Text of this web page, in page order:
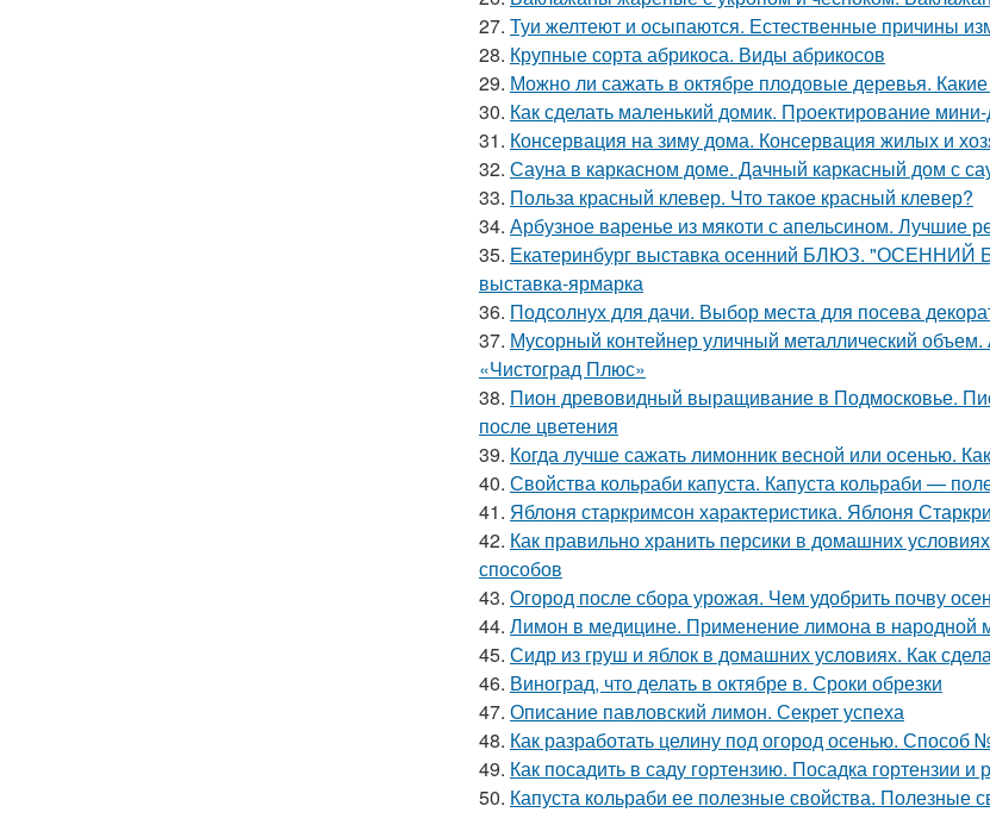
27. Туи желтеют и осыпаются. Естественные причины
28. Крупные сорта абрикоса. Виды абрикосов
29. Можно ли сажать в октябре плодовые деревья.
30. Как сделать маленький домик. Проектирование
31. Консервация на зиму дома. Консервация жилых и
32. Сауна в каркасном доме. Дачный каркасный дом с
33. Польза красный клевер. Что такое красный клевер?
34. Арбузное варенье из мякоти с апельсином. Лучшие
35. Екатеринбург выставка осенний БЛЮЗ. "ОСЕННИЙ
выставка-ярмарка
36. Подсолнух для дачи. Выбор места для посева
37. Мусорный контейнер уличный металлический
«Чистоград Плюс»
38. Пион древовидный выращивание в Подмосковье.
после цветения
39. Когда лучше сажать лимонник весной или осенью.
40. Свойства кольраби капуста. Капуста кольраби —
41. Яблоня старкримсон характеристика. Яблоня
42. Как правильно хранить персики в домашних
способов
43. Огород после сбора урожая. Чем удобрить почву
44. Лимон в медицине. Применение лимона в народной
45. Сидр из груш и яблок в домашних условиях. Как
46. Виноград, что делать в октябре в. Сроки обрезки
47. Описание павловский лимон. Секрет успеха
48. Как разработать целину под огород осенью. Способ
49. Как посадить в саду гортензию. Посадка гортензии
50. Капуста кольраби ее полезные свойства. Полезные